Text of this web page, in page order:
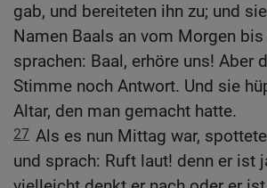
gab, und bereiteten ihn zu; und
Namen Baals an vom Morgen
sprachen: Baal, erhöre uns! Aber
Stimme noch Antwort. Und sie
Altar, den man gemacht hatte.
27 Als es nun Mittag war,
und sprach: Ruft laut! denn er ist